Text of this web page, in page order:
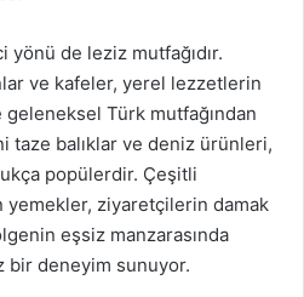
yönü de leziz mutfağıdır.
ve kafeler, yerel lezzetlerin
geleneksel Türk mutfağından
taze balıklar ve deniz ürünleri,
popülerdir. Çeşitli
ziyaretçilerin damak
eşsiz manzarasında
bir deneyim sunuyor.